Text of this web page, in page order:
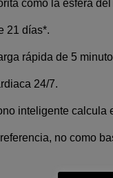
como la esfera
21 días*.
rápida de 5
24/7.
inteligente
no como